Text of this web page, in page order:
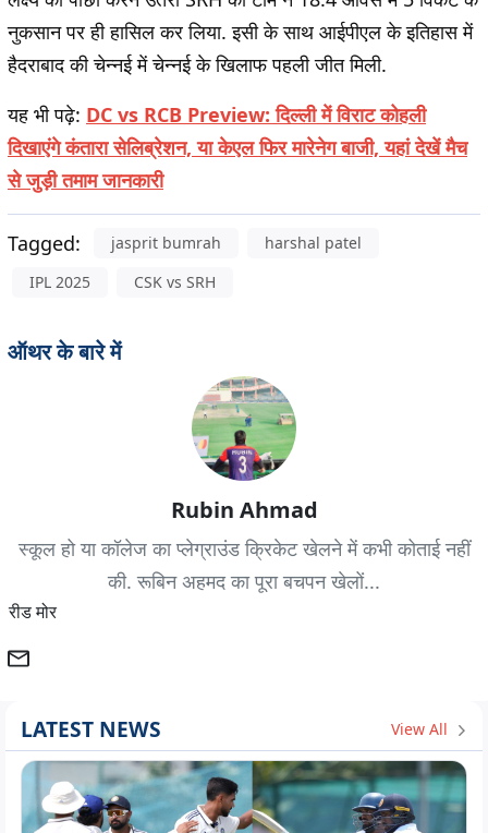
नुकसान पर ही हासिल कर लिया. इसी के साथ आईपीएल के इतिहास में
हैदराबाद की चेन्नई में चेन्नई के खिलाफ पहली जीत मिली.
यह भी पढ़े: DC vs RCB Preview: दिल्ली में विराट कोहली
दिखाएंगे कंतारा सेलिब्रेशन, या केएल फिर मारेनेग बाजी, यहां देखें मैच
से जुड़ी तमाम जानकारी
Tagged: jasprit bumrah
harshal patel
IPL 2025
CSK vs SRH
ऑथर के बारे में
Rubin Ahmad
स्कूल हो या कॉलेज का प्लेग्राउंड क्रिकेट खेलने में कभी कोताई नहीं
की. रूबिन अहमद का पूरा बचपन खेलों...
रीड मोर
LATEST NEWS View All